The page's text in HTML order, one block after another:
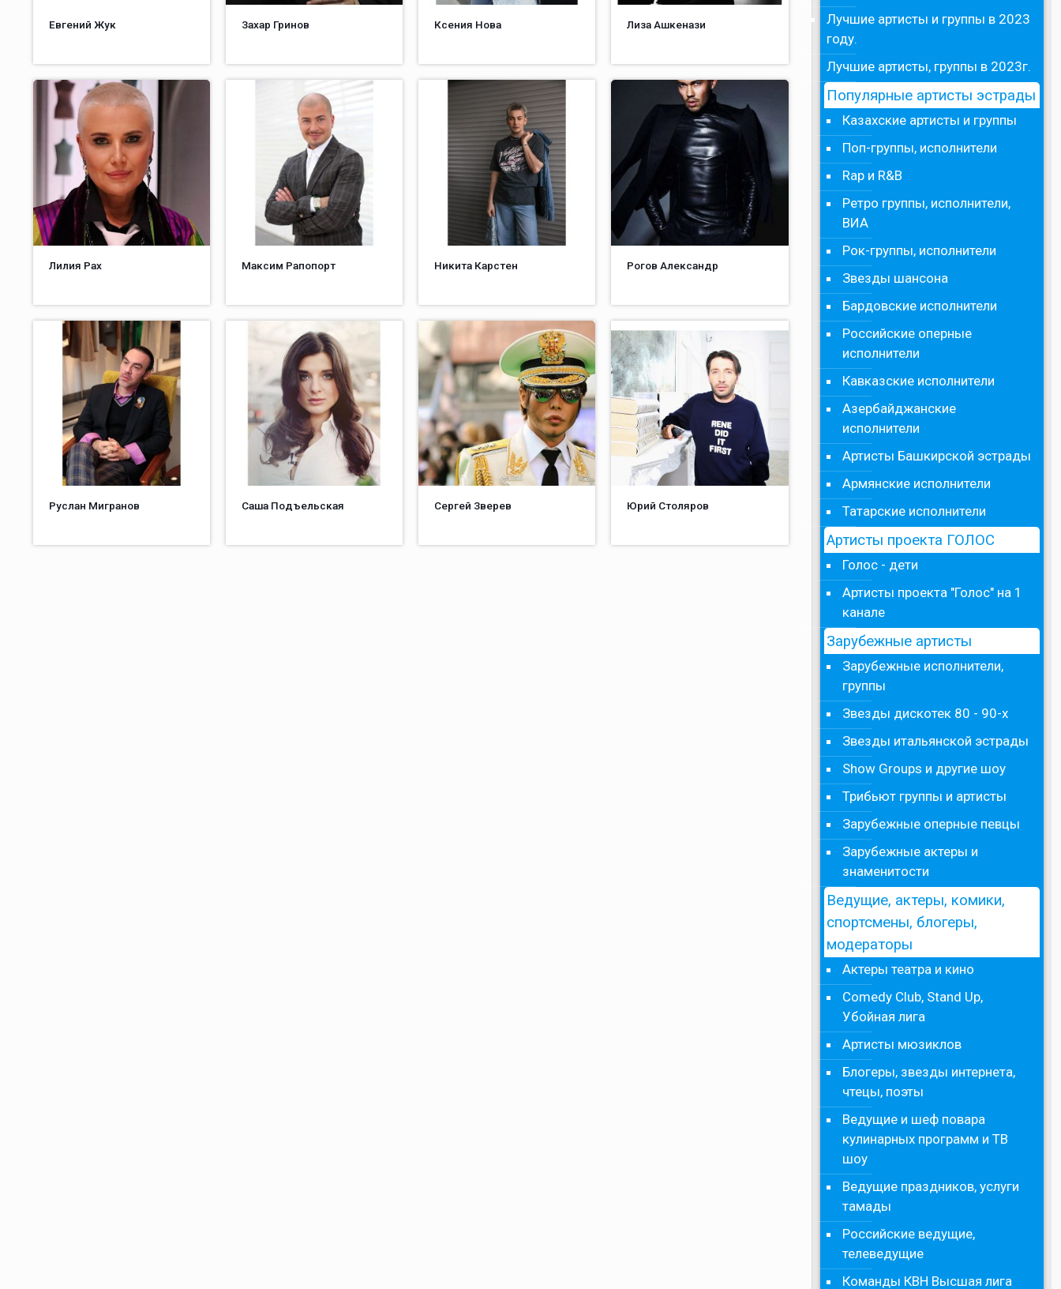
Евгений Жук Захар Гринов Ксения Нова Лиза Ашкенази
Лилия Рах Максим Рапопорт Никита Карстен Рогов Александр
Руслан Мигранов Саша Подъельская Сергей Зверев Юрий Столяров
Лучшие артисты и группы в 2023
году.
Лучшие артисты, группы в 2023г.
Популярные артисты эстрады
Казахские артисты и группы
Поп-группы, исполнители
Rap и R&B
Ретро группы, исполнители,
ВИА
Рок-группы, исполнители
Звезды шансона
Бардовские исполнители
Российские оперные
исполнители
Кавказские исполнители
Азербайджанские
исполнители
Артисты Башкирской эстрады
Армянские исполнители
Татарские исполнители
Артисты проекта ГОЛОС
Голос - дети
Артисты проекта "Голос" на 1
канале
Зарубежные артисты
Зарубежные исполнители,
группы
Звезды дискотек 80 - 90-х
Звезды итальянской эстрады
Show Groups и другие шоу
Трибьют группы и артисты
Зарубежные оперные певцы
Зарубежные актеры и
знаменитости
Ведущие, актеры, комики,
спортсмены, блогеры,
модераторы
Актеры театра и кино
Comedy Club, Stand Up,
Убойная лига
Артисты мюзиклов
Блогеры, звезды интернета,
чтецы, поэты
Ведущие и шеф повара
кулинарных программ и ТВ
шоу
Ведущие праздников, услуги
тамады
Российские ведущие,
телеведущие
Команды КВН Высшая лига